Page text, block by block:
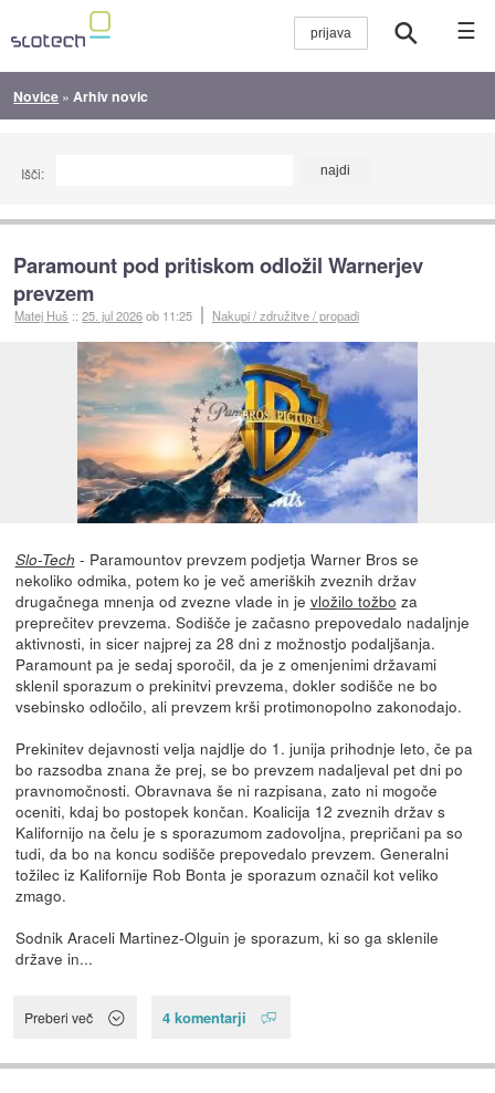
☰
Novice » Arhiv novic
Išči:
Paramount pod pritiskom odložil Warnerjev
prevzem
Matej Huš ::25. jul 2026ob 11:25 Nakupi / združitve / propadi
Slo-Tech - Paramountov prevzem podjetja Warner Bros se
nekoliko odmika, potem ko je več ameriških zveznih držav
drugačnega mnenja od zvezne vlade in je vložilo tožbo za
preprečitev prevzema. Sodišče je začasno prepovedalo nadaljnje
aktivnosti, in sicer najprej za 28 dni z možnostjo podaljšanja.
Paramount pa je sedaj sporočil, da je z omenjenimi državami
sklenil sporazum o prekinitvi prevzema, dokler sodišče ne bo
vsebinsko odločilo, ali prevzem krši protimonopolno zakonodajo.
Prekinitev dejavnosti velja najdlje do 1. junija prihodnje leto, če pa
bo razsodba znana že prej, se bo prevzem nadaljeval pet dni po
pravnomočnosti. Obravnava še ni razpisana, zato ni mogoče
oceniti, kdaj bo postopek končan. Koalicija 12 zveznih držav s
Kalifornijo na čelu je s sporazumom zadovoljna, prepričani pa so
tudi, da bo na koncu sodišče prepovedalo prevzem. Generalni
tožilec iz Kalifornije Rob Bonta je sporazum označil kot veliko
zmago.
Sodnik Araceli Martinez-Olguin je sporazum, ki so ga sklenile
države in...
Preberi več 4 komentarji